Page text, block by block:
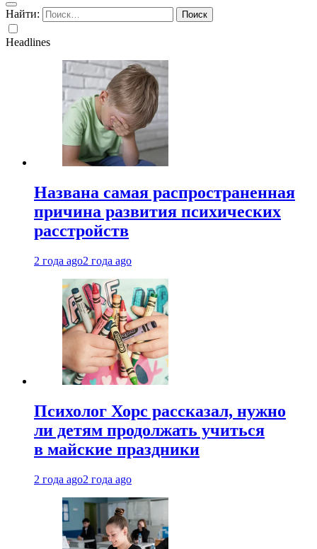
Найти:
Headlines
Названа самая распространенная
причина развития психических
расстройств
2 года ago2 года ago
Психолог Хорс рассказал, нужно
ли детям продолжать учиться
в майские праздники
2 года ago2 года ago